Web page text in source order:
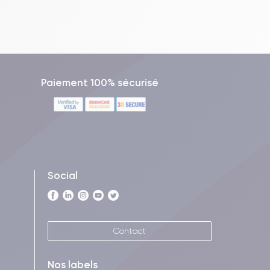
Paiement 100% sécurisé
Social
Contact
Nos labels